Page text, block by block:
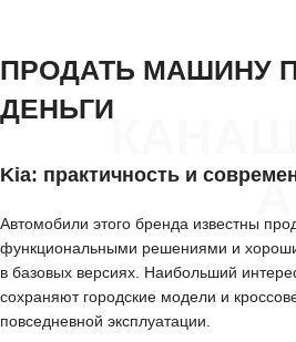
КАНАШ
ПРОДАТЬ МАШИНУ
ДЕНЬГИ
Kia: практичность и
Автомобили этого бренда известны
функциональными решениями и
в базовых версиях. Наибольший
сохраняют городские модели и
повседневной эксплуатации.